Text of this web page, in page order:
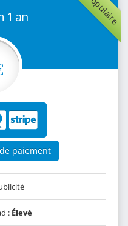
Populaire
1 an
paiement
: Élevé